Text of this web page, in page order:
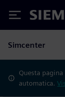
Siemens
Simcenter
Questa
automatica.